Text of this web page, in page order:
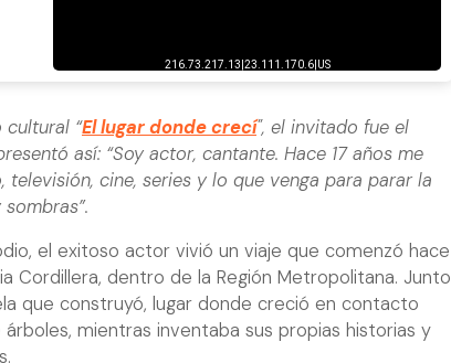
“El lugar donde crecí", el invitado fue el
así: “Soy actor, cantante. Hace 17 años me
cine, series y lo que venga para parar la
el exitoso actor vivió un viaje que comenzó hace
Cordillera, dentro de la Región Metropolitana. Junto
que construyó, lugar donde creció en contacto
mientras inventaba sus propias historias y